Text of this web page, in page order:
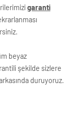
garanti
beyaz
şekilde sizlere
duruyoruz.